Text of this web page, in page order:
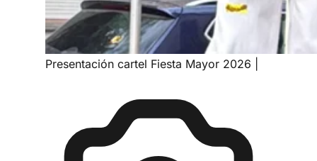
Presentación cartel Fiesta Mayor 2026